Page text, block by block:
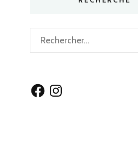
Rechercher :
FacebookInstagram